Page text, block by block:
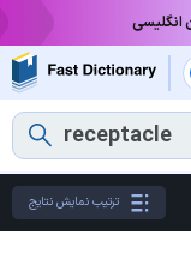
انگلیسی
ترتیب نمایش نتایج